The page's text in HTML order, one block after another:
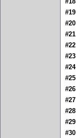
#19
#20
#21
#22
#23
#24
#25
#26
#27
#28
#29
#30